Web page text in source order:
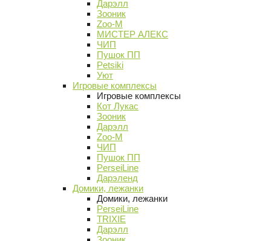
Дарэлл
Зооник
Zoo-M
МИСТЕР АЛЕКС
ЧИП
Пушок ПП
Petsiki
Уют
Игровые комплексы
Игровые комплексы
Кот Лукас
Зооник
Дарэлл
Zoo-M
ЧИП
Пушок ПП
PerseiLine
Дарэленд
Домики, лежанки
Домики, лежанки
PerseiLine
TRIXIE
Дарэлл